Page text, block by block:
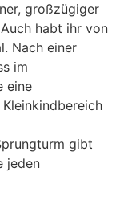
großzügiger
habt ihr von
Nach einer
im
eine
gibt
jeden